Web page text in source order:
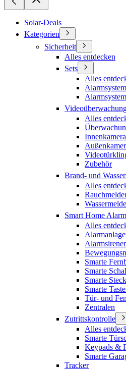
Solar-Deals
Kategorien
Sicherheit
Alles entdecken
Sets
Alles
Alles
Zubehör
Brand- und
Alles
Smart Home
Alles
Smarte
Smarte
Smarte
Smarte
Tür- und
Zentralen
Zutrittskontrolle
Alles
Smarte
Keypads &
Smarte
Tracker